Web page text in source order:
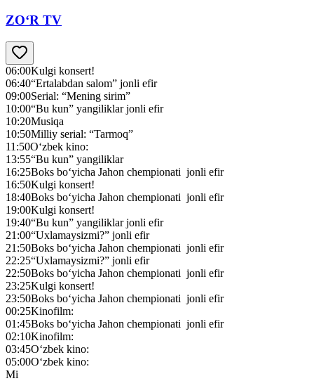
ZO‘R TV
06:00Kulgi konsert!
06:40“Ertalabdan salom” jonli efir
09:00Serial: “Mening sirim”
10:00“Bu kun” yangiliklar jonli efir
10:20Musiqa
10:50Milliy serial: “Tarmoq”
11:50O‘zbek kino:
13:55“Bu kun” yangiliklar
16:25Boks bo‘yicha Jahon chempionati jonli efir
16:50Kulgi konsert!
18:40Boks bo‘yicha Jahon chempionati jonli efir
19:00Kulgi konsert!
19:40“Bu kun” yangiliklar jonli efir
21:00“Uxlamaysizmi?” jonli efir
21:50Boks bo‘yicha Jahon chempionati jonli efir
22:25“Uxlamaysizmi?” jonli efir
22:50Boks bo‘yicha Jahon chempionati jonli efir
23:25Kulgi konsert!
23:50Boks bo‘yicha Jahon chempionati jonli efir
00:25Kinofilm:
01:45Boks bo‘yicha Jahon chempionati jonli efir
02:10Kinofilm:
03:45O‘zbek kino:
05:00O‘zbek kino:
Mi